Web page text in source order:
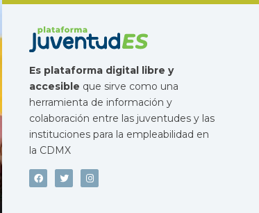
Es plataforma digital libre y
accesible que sirve como una
herramienta de información y
colaboración entre las juventudes y las
instituciones para la empleabilidad en
la CDMX